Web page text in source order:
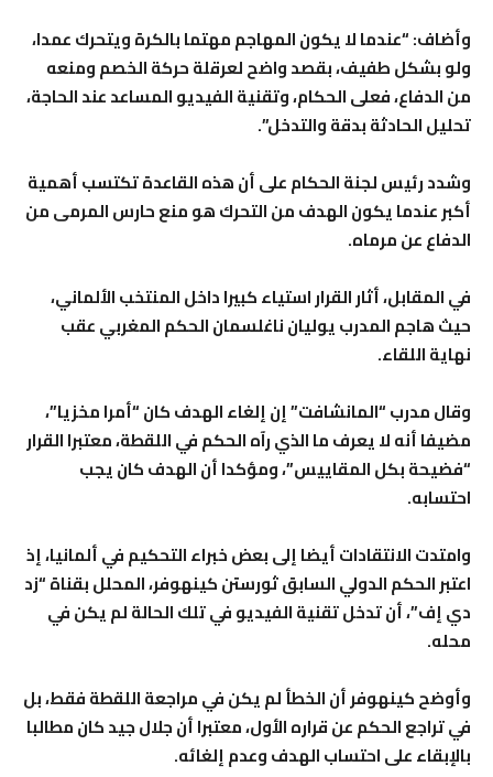
وأضاف: “عندما لا يكون المهاجم مهتما بالكرة ويتحرك عمدا،
ولو بشكل طفيف، بقصد واضح لعرقلة حركة الخصم ومنعه
من الدفاع، فعلى الحكام، وتقنية الفيديو المساعد عند الحاجة،
تحليل الحادثة بدقة والتدخل”.
وشدد رئيس لجنة الحكام على أن هذه القاعدة تكتسب أهمية
أكبر عندما يكون الهدف من التحرك هو منع حارس المرمى من
الدفاع عن مرماه.
في المقابل، أثار القرار استياء كبيرا داخل المنتخب الألماني،
حيث هاجم المدرب يوليان ناغلسمان الحكم المغربي عقب
نهاية اللقاء.
وقال مدرب “المانشافت” إن إلغاء الهدف كان “أمرا مخزيا”،
مضيفا أنه لا يعرف ما الذي رآه الحكم في اللقطة، معتبرا القرار
“فضيحة بكل المقاييس”، ومؤكدا أن الهدف كان يجب
احتسابه.
وامتدت الانتقادات أيضا إلى بعض خبراء التحكيم في ألمانيا، إذ
اعتبر الحكم الدولي السابق ثورستن كينهوفر، المحلل بقناة “زد
دي إف”، أن تدخل تقنية الفيديو في تلك الحالة لم يكن في
محله.
وأوضح كينهوفر أن الخطأ لم يكن في مراجعة اللقطة فقط، بل
في تراجع الحكم عن قراره الأول، معتبرا أن جلال جيد كان مطالبا
بالإبقاء على احتساب الهدف وعدم إلغائه.